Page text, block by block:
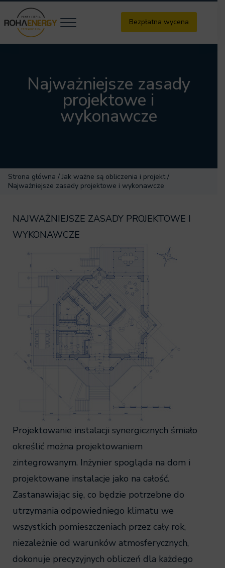
Przejdź do treści
Skip to header right navigation
Skip to site footer
Bezpłatna wycena
RohaEnergy - pompy ciepła,
Menu
Najważniejsze zasady
projektowe i
wykonawcze
Strona główna / Jak ważne są obliczenia i projekt /
Najważniejsze zasady projektowe i wykonawcze
NAJWAŻNIEJSZE ZASADY PROJEKTOWE I
WYKONAWCZE
Projektowanie instalacji synergicznych śmiało
określić można projektowaniem
zintegrowanym. Inżynier spogląda na dom i
projektowane instalacje jako na całość.
Zastanawiając się, co będzie potrzebne do
utrzymania odpowiedniego klimatu we
wszystkich pomieszczeniach przez cały rok,
niezależnie od warunków atmosferycznych,
dokonuje precyzyjnych obliczeń dla każdego